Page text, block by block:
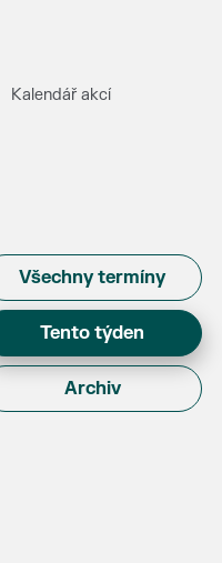
Kalendář akcí
Všechny termíny
Tento týden
Archiv